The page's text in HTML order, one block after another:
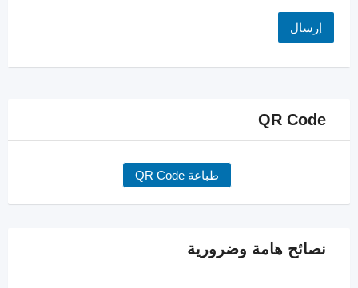
QR Code
طباعة QR Code
نصائح هامة وضرورية